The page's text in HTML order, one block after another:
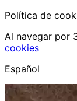
Política de
Al navegar por
cookies
Español